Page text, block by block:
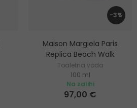
-3%
Maison Margiela Paris
Replica Beach Walk
Toaletna voda
100 ml
Na zalihi
97,00 €